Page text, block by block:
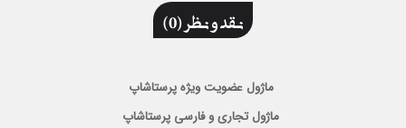
نقد و نظر (0)
ماژول عضویت ویژه پرستاشاپ
ماژول تجاری و فارسی پرستاشاپ